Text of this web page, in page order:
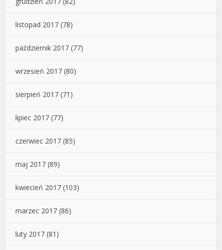
listopad 2017 (78)
październik 2017 (77)
wrzesień 2017 (80)
sierpień 2017 (71)
lipiec 2017 (77)
czerwiec 2017 (85)
maj 2017 (89)
kwiecień 2017 (103)
marzec 2017 (86)
luty 2017 (81)